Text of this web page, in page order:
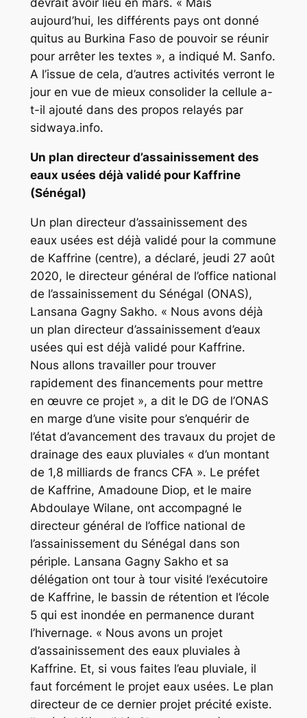
devrait avoir lieu en mars. « Mais
aujourd’hui, les différents pays ont donné
quitus au Burkina Faso de pouvoir se réunir
pour arrêter les textes », a indiqué M. Sanfo.
A l’issue de cela, d’autres activités verront le
jour en vue de mieux consolider la cellule a-
t-il ajouté dans des propos relayés par
sidwaya.info.
Un plan directeur d’assainissement des
eaux usées déjà validé pour Kaffrine
(Sénégal)
Un plan directeur d’assainissement des
eaux usées est déjà validé pour la commune
de Kaffrine (centre), a déclaré, jeudi 27 août
2020, le directeur général de l’office national
de l’assainissement du Sénégal (ONAS),
Lansana Gagny Sakho. « Nous avons déjà
un plan directeur d’assainissement d’eaux
usées qui est déjà validé pour Kaffrine.
Nous allons travailler pour trouver
rapidement des financements pour mettre
en œuvre ce projet », a dit le DG de l’ONAS
en marge d’une visite pour s’enquérir de
l’état d’avancement des travaux du projet de
drainage des eaux pluviales « d’un montant
de 1,8 milliards de francs CFA ». Le préfet
de Kaffrine, Amadoune Diop, et le maire
Abdoulaye Wilane, ont accompagné le
directeur général de l’office national de
l’assainissement du Sénégal dans son
périple. Lansana Gagny Sakho et sa
délégation ont tour à tour visité l’exécutoire
de Kaffrine, le bassin de rétention et l’école
5 qui est inondée en permanence durant
l’hivernage. « Nous avons un projet
d’assainissement des eaux pluviales à
Kaffrine. Et, si vous faites l’eau pluviale, il
faut forcément le projet eaux usées. Le plan
directeur de ce dernier projet précité existe.